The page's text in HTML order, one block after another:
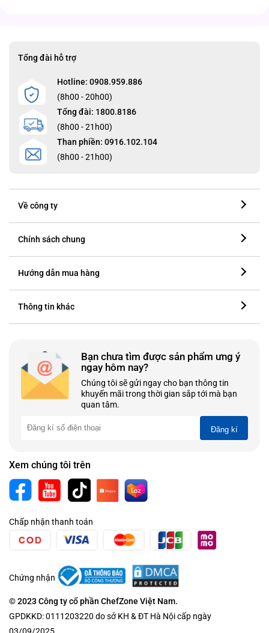
Tổng đài hỗ trợ
Hotline: 0908.959.886
(8h00 - 20h00)
Tổng đài: 1800.8186
(8h00 - 21h00)
Than phiền: 0916.102.104
(8h00 - 21h00)
Về công ty
Chính sách chung
Hướng dẫn mua hàng
Thông tin khác
Bạn chưa tìm được sản phẩm ưng ý
ngay hôm nay?
Chúng tôi sẽ gửi ngay cho bạn thông tin
khuyến mãi trong thời gian sắp tới mà bạn
quan tâm.
Đăng kí
Xem chúng tôi trên
Chấp nhận thanh toán
Chứng nhận
© 2023 Công ty cổ phần ChefZone Việt Nam.
GPDKKD: 0111203220 do sở KH & ĐT Hà Nội cấp ngày
03/09/2025.